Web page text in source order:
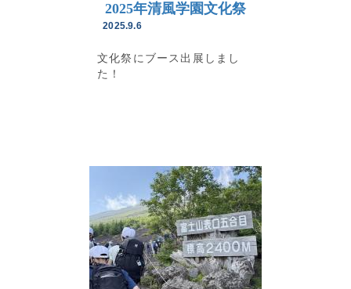
2025年清風学園文化祭
2025.9.6
文化祭にブース出展しまし
た！